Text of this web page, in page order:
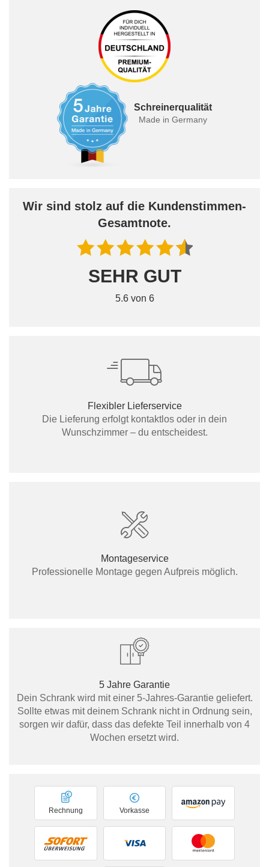
Schreinerqualität
Made in Germany
Wir sind stolz auf die Kundenstimmen-
Gesamtnote.
SEHR GUT
5.6 von 6
Flexibler Lieferservice
Die Lieferung erfolgt kontaktlos oder in dein
Wunschzimmer – du entscheidest.
Montageservice
Professionelle Montage gegen Aufpreis möglich.
5 Jahre Garantie
Dein Schrank wird mit einer 5-Jahres-Garantie geliefert.
Sollte etwas mit deinem Schrank nicht in Ordnung sein,
sorgen wir dafür, dass das defekte Teil innerhalb von 4
Wochen ersetzt wird.
Vorkasse
Rechnung